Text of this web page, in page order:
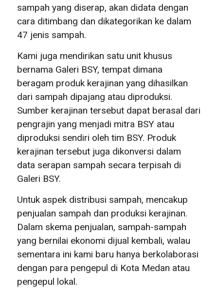
sampah yang diserap, akan didata dengan
cara ditimbang dan dikategorikan ke dalam
47 jenis sampah.
Kami juga mendirikan satu unit khusus
bernama Galeri BSY, tempat dimana
beragam produk kerajinan yang dihasilkan
dari sampah dipajang atau diproduksi.
Sumber kerajinan tersebut dapat berasal dari
pengrajin yang menjadi mitra BSY atau
diproduksi sendiri oleh tim BSY. Produk
kerajinan tersebut juga dikonversi dalam
data serapan sampah secara terpisah di
Galeri BSY.
Untuk aspek distribusi sampah, mencakup
penjualan sampah dan produksi kerajinan.
Dalam skema penjualan, sampah-sampah
yang bernilai ekonomi dijual kembali, walau
sementara ini kami baru hanya berkolaborasi
dengan para pengepul di Kota Medan atau
pengepul lokal.